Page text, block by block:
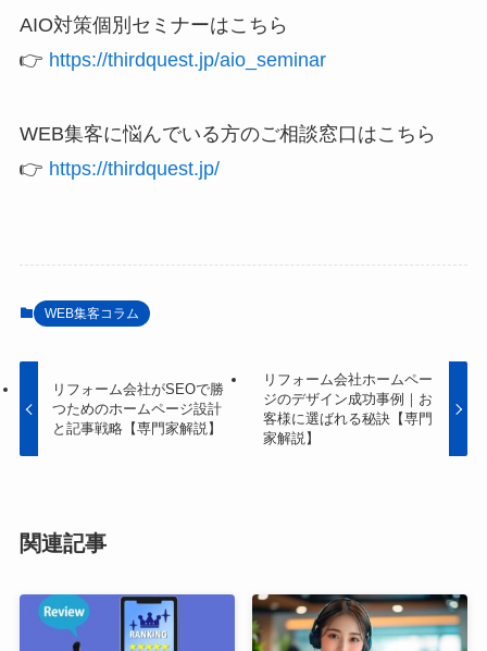
AIO対策個別セミナーはこちら
👉 https://thirdquest.jp/aio_seminar
WEB集客に悩んでいる方のご相談窓口はこちら
👉 https://thirdquest.jp/
WEB集客コラム
リフォーム会社がSEOで勝
つためのホームページ設計
と記事戦略【専門家解説】
リフォーム会社ホームペー
ジのデザイン成功事例｜お
客様に選ばれる秘訣【専門
家解説】
関連記事